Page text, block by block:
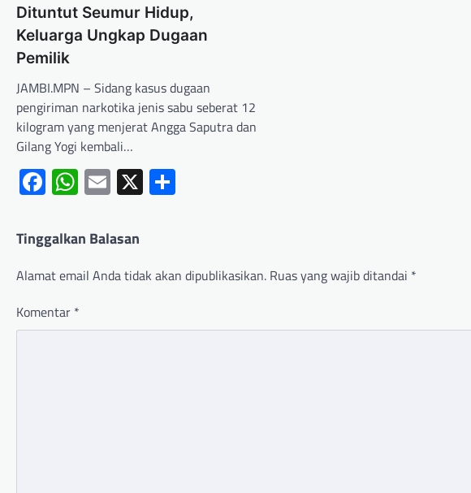
Dituntut Seumur Hidup,
Keluarga Ungkap Dugaan
Pemilik
JAMBI.MPN – Sidang kasus dugaan
pengiriman narkotika jenis sabu seberat 12
kilogram yang menjerat Angga Saputra dan
Gilang Yogi kembali…
Facebook
WhatsApp
Email
X
Tinggalkan Balasan
Alamat email Anda tidak akan dipublikasikan. Ruas yang wajib ditandai *
Komentar *